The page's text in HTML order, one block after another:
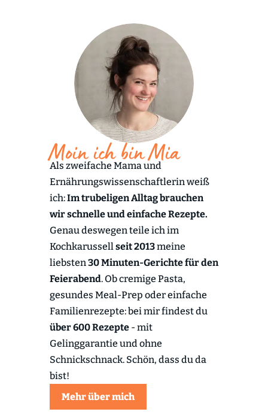
Moin ich bin Mia
Als zweifache Mama und
Ernährungswissenschaftlerin weiß
ich:Im trubeligen Alltag brauchen
wir schnelle und einfache Rezepte.
Genau deswegen teile ich im
Kochkarussellseit 2013meine
liebsten30 Minuten-Gerichte für den
Feierabend. Ob cremige Pasta,
gesundes Meal-Prep oder einfache
Familienrezepte: bei mir findest du
über 600 Rezepte- mit
Gelinggarantie und ohne
Schnickschnack. Schön, dass du da
bist!
Mehr über mich